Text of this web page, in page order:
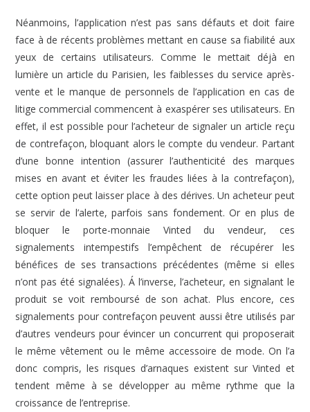
Néanmoins, l’application n’est pas sans défauts et doit faire
face à de récents problèmes mettant en cause sa fiabilité aux
yeux de certains utilisateurs. Comme le mettait déjà en
lumière un article du Parisien, les faiblesses du service après-
vente et le manque de personnels de l’application en cas de
litige commercial commencent à exaspérer ses utilisateurs. En
effet, il est possible pour l’acheteur de signaler un article reçu
de contrefaçon, bloquant alors le compte du vendeur. Partant
d’une bonne intention (assurer l’authenticité des marques
mises en avant et éviter les fraudes liées à la contrefaçon),
cette option peut laisser place à des dérives. Un acheteur peut
se servir de l’alerte, parfois sans fondement. Or en plus de
bloquer le porte-monnaie Vinted du vendeur, ces
signalements intempestifs l’empêchent de récupérer les
bénéfices de ses transactions précédentes (même si elles
n’ont pas été signalées). Á l’inverse, l’acheteur, en signalant le
produit se voit remboursé de son achat. Plus encore, ces
signalements pour contrefaçon peuvent aussi être utilisés par
d’autres vendeurs pour évincer un concurrent qui proposerait
le même vêtement ou le même accessoire de mode. On l’a
donc compris, les risques d’arnaques existent sur Vinted et
tendent même à se développer au même rythme que la
croissance de l’entreprise.